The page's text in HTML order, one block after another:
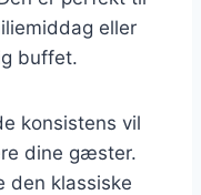
eller
buffet.
konsistens vil
dine gæster.
den klassiske